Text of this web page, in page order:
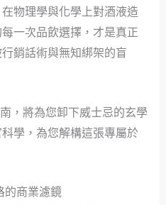
物理學與化學上對酒液造
一次品飲選擇，才是真正
銷話術與無知綁架的盲
，將為您卸下威士忌的玄學
學，為您解構這張專屬於
的商業濾鏡